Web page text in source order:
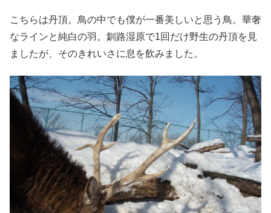
こちらは丹頂。鳥の中でも僕が一番美しいと思う鳥。華奢
なラインと純白の羽。釧路湿原で1回だけ野生の丹頂を見
ましたが、そのきれいさに息を飲みました。